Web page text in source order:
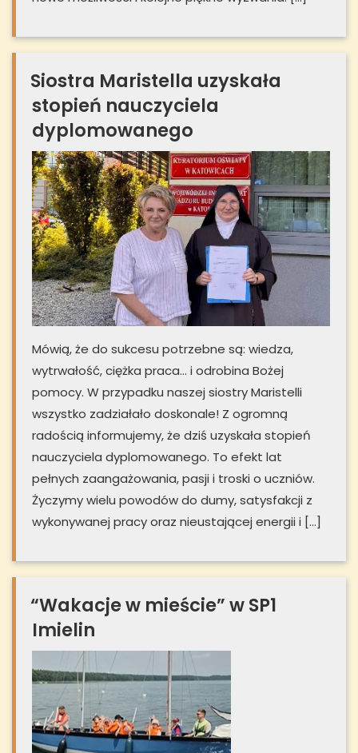
Siostra Maristella uzyskała
stopień nauczyciela
dyplomowanego
Mówią, że do sukcesu potrzebne są: wiedza,
wytrwałość, ciężka praca… i odrobina Bożej
pomocy. W przypadku naszej siostry Maristelli
wszystko zadziałało doskonale! Z ogromną
radością informujemy, że dziś uzyskała stopień
nauczyciela dyplomowanego. To efekt lat
pełnych zaangażowania, pasji i troski o uczniów.
Życzymy wielu powodów do dumy, satysfakcji z
wykonywanej pracy oraz nieustającej energii i […]
“Wakacje w mieście” w SP1
Imielin